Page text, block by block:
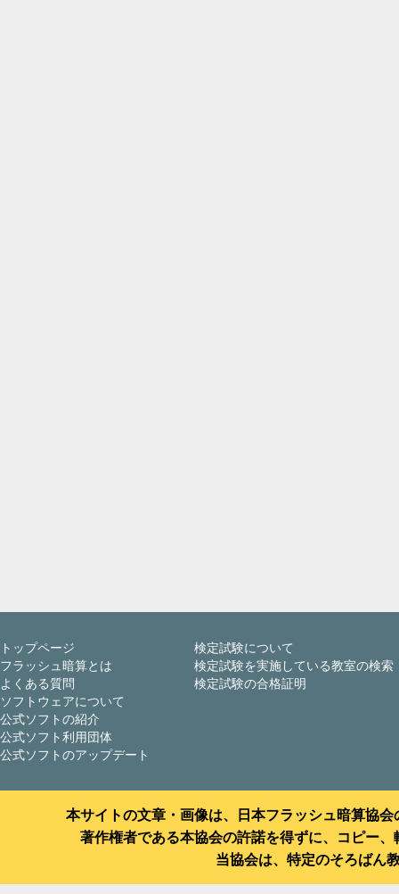
トップページ
フラッシュ暗算とは
よくある質問
ソフトウェアについて
公式ソフトの紹介
公式ソフト利用団体
公式ソフトのアップデート
検定試験について
検定試験を実施している教室の検索
検定試験の合格証明
本サイトの文章・画像は、日本フラッシュ暗算協
著作権者である本協会の許諾を得ずに、コピー
当協会は、特定のそろばん